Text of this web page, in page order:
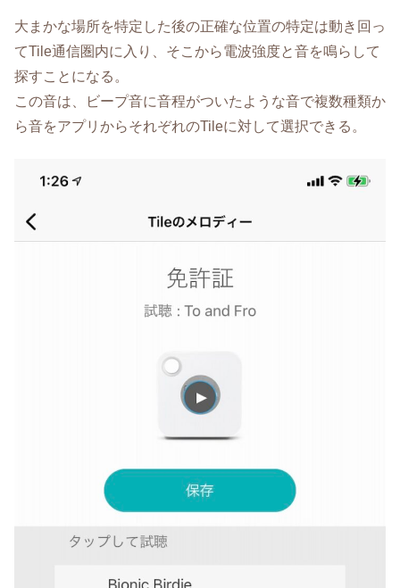
大まかな場所を特定した後の正確な位置の特定は動き回っ
てTile通信圏内に入り、そこから電波強度と音を鳴らして
探すことになる。
この音は、ビープ音に音程がついたような音で複数種類か
ら音をアプリからそれぞれのTileに対して選択できる。